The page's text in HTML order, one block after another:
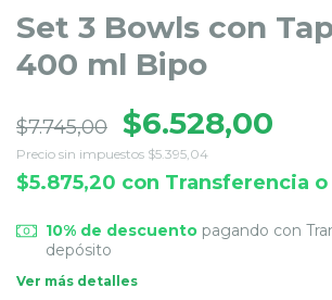
Set 3 Bowls con
400 ml Bipo
$7.745,00 $6.528,00
Precio sin impuestos $5.395,04
$5.875,20 con Transferencia
10% de descuentopagando con
depósito
Ver más detalles